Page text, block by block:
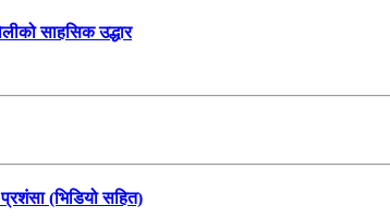
साहसिक उद्धार
प्रशंसा (भिडियो सहित)